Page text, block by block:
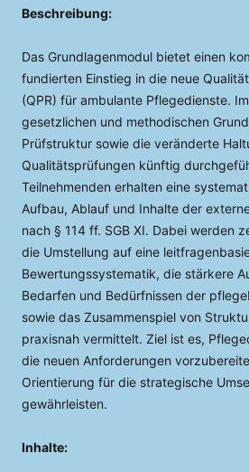
Beschreibung:
Das Grundlagenmodul bietet einen
fundierten Einstieg in die neue
(QPR) für ambulante Pflegedienste.
gesetzlichen und methodischen
Prüfstruktur sowie die veränderte
Qualitätsprüfungen künftig
Teilnehmenden erhalten eine
Aufbau, Ablauf und Inhalte der
nach § 114 ff. SGB XI. Dabei werden
die Umstellung auf eine
Bewertungssystematik, die stärkere
Bedarfen und Bedürfnissen der
sowie das Zusammenspiel von
praxisnah vermittelt. Ziel ist es,
die neuen Anforderungen
Orientierung für die strategische
gewährleisten.
Inhalte: